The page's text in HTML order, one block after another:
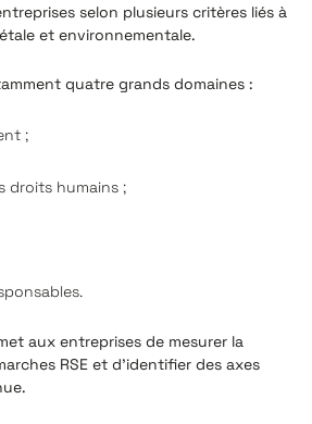
selon plusieurs critères liés à
et environnementale.
quatre grands domaines :
;
droits humains ;
aux entreprises de mesurer la
RSE et d'identifier des axes